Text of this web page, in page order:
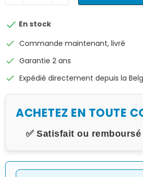
 En stock
check Commande maintenant, livré
check Garantie 2 ans
check Expédié directement depuis la
ACHETEZ EN TOUTE
✅ Satisfait ou